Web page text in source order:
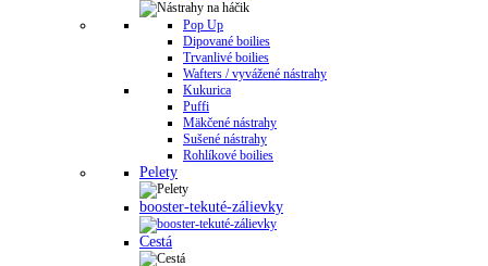
Pop Up
Dipované boilies
Trvanlivé boilies
Wafters / vyvážené nástrahy
Kukurica
Puffi
Mäkčené nástrahy
Sušené nástrahy
Rohlíkové boilies
Pelety
booster-tekuté-zálievky
Cestá